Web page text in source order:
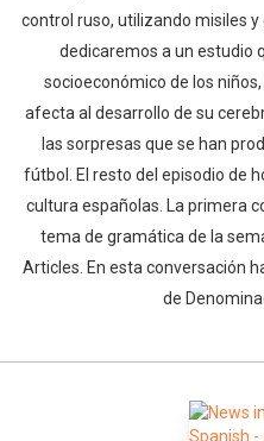
control ruso, utilizando misiles
dedicaremos a un estudio
socioeconómico de los
afecta al desarrollo de su
las sorpresas que se han
fútbol. El resto del episodio de
cultura españolas. La primera
tema de gramática de la
Articles. En esta conversación
de